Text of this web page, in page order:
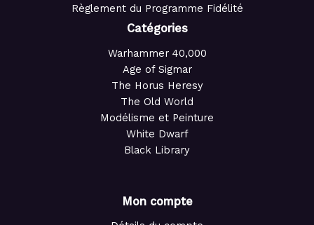
Règlement du Programme Fidélité
Catégories
Warhammer 40,000
Age of Sigmar
The Horus Heresy
The Old World
Modélisme et Peinture
White Dwarf
Black Library
Mon compte